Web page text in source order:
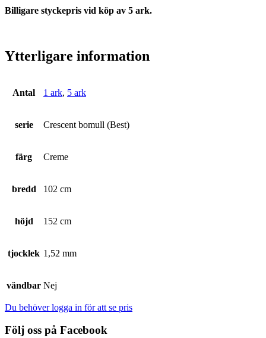
Billigare styckepris vid köp av 5 ark.
Ytterligare information
Antal 1 ark, 5 ark
serie Crescent bomull (Best)
färg Creme
bredd 102 cm
höjd 152 cm
tjocklek 1,52 mm
vändbar Nej
Du behöver logga in för att se pris
Följ oss på Facebook